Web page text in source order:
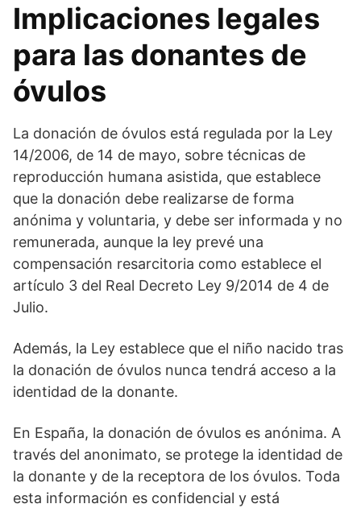
Implicaciones legales
para las donantes de
óvulos
La donación de óvulos está regulada por la Ley
14/2006, de 14 de mayo, sobre técnicas de
reproducción humana asistida, que establece
que la donación debe realizarse de forma
anónima y voluntaria, y debe ser informada y no
remunerada, aunque la ley prevé una
compensación resarcitoria como establece el
artículo 3 del Real Decreto Ley 9/2014 de 4 de
Julio.
Además, la Ley establece que el niño nacido tras
la donación de óvulos nunca tendrá acceso a la
identidad de la donante.
En España, la donación de óvulos es anónima. A
través del anonimato, se protege la identidad de
la donante y de la receptora de los óvulos. Toda
esta información es confidencial y está